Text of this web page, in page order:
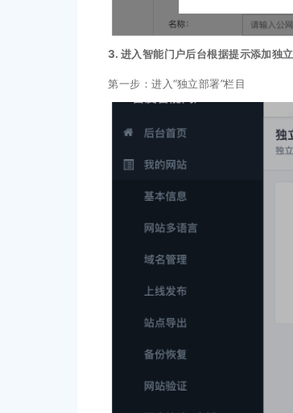
3. 进入智能门户后台根据提示添加独
第一步：进入“独立部署”栏目